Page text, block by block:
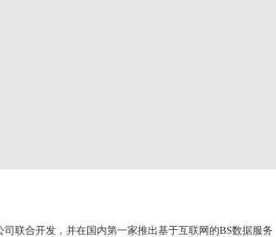
联合开发，并在国内第一家推出基于互联网的BS数据服务